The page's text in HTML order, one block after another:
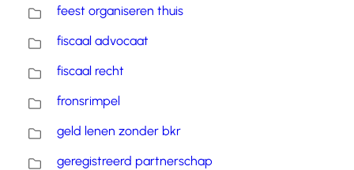
feest organiseren thuis
fiscaal advocaat
fiscaal recht
fronsrimpel
geld lenen zonder bkr
geregistreerd partnerschap